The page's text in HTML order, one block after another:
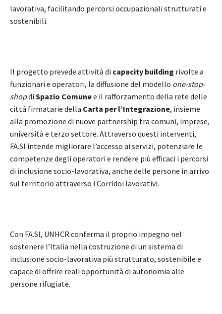
lavorativa, facilitando percorsi occupazionali strutturati e
sostenibili.
Il progetto prevede attività di capacity building rivolte a
funzionari e operatori, la diffusione del modello one-stop-
shopdi Spazio Comunee il rafforzamento della rete delle
città firmatarie della Carta per l’Integrazione, insieme
alla promozione di nuove partnership tra comuni, imprese,
università e terzo settore. Attraverso questi interventi,
FA.SI intende migliorare l’accesso ai servizi, potenziare le
competenze degli operatori e rendere più efficaci i percorsi
di inclusione socio-lavorativa, anche delle persone in arrivo
sul territorio attraverso i Corridoi lavorativi.
Con FA.SI, UNHCR conferma il proprio impegno nel
sostenere l’Italia nella costruzione di un sistema di
inclusione socio-lavorativa più strutturato, sostenibile e
capace di offrire reali opportunità di autonomia alle
persone rifugiate.